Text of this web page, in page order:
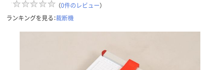
（0件のレビュー）
ランキングを見る：裁断機